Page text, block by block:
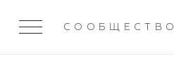
СООБЩЕСТВО